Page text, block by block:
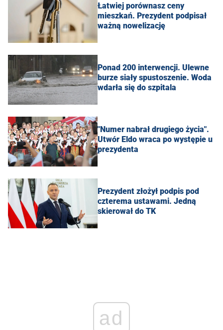
Łatwiej porównasz ceny
mieszkań. Prezydent podpisał
ważną nowelizację
Ponad 200 interwencji. Ulewne
burze siały spustoszenie. Woda
wdarła się do szpitala
"Numer nabrał drugiego życia".
Utwór Eldo wraca po występie u
prezydenta
Prezydent złożył podpis pod
czterema ustawami. Jedną
skierował do TK
ad